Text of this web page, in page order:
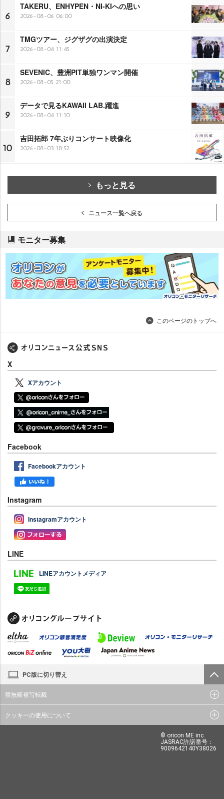
6
TAKERU、ENHYPEN・NI-KIへの思い
2026-08-06 06:00
7
TMGツアー、ジグザグの出演決定
2026-08-04 11:45
8
SEVENIC、豊洲PIT単独ワンマン開催
2026-08-05 21:00
9
データで見るKAWAII LAB.躍進
2026-08-04 11:10
10
吉田拓郎 7年ぶりコンサート映像化
2026-08-03 18:52
もっと見る
ニュース一覧へ戻る
モニター募集
このページのトップへ
X
Xアカウント
Facebook
Facebookアカウント
Instagram
Instagramアカウント
LINE
LINEアカウントメディア
PC版に切り替え
禁無断複写転載
クッキーの使用について
© oricon ME inc.
JASRAC許諾番号：
9009642140Y38026